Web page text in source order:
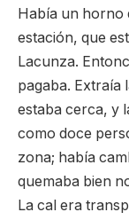
Había un horno
estación, que
Lacunza.
pagaba. Extraía
estaba cerca, y
como doce
zona; había
quemaba bien
La cal era